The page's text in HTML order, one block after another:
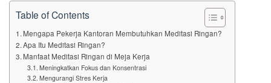
Table of Contents
Mengapa Pekerja Kantoran Membutuhkan Meditasi Ringan?
Apa Itu Meditasi Ringan?
Manfaat Meditasi Ringan di Meja Kerja
Meningkatkan Fokus dan Konsentrasi
Mengurangi Stres Kerja